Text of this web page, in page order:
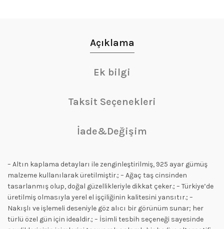
Açıklama
Ek bilgi
Taksit Seçenekleri
İade&Değişim
– Altın kaplama detayları ile zenginleştirilmiş, 925 ayar gümüş
malzeme kullanılarak üretilmiştir.; – Ağaç taş cinsinden
tasarlanmış olup, doğal güzellikleriyle dikkat çeker.; – Türkiye’de
üretilmiş olmasıyla yerel el işçiliğinin kalitesini yansıtır.; –
Nakışlı ve işlemeli deseniyle göz alıcı bir görünüm sunar; her
türlü özel gün için idealdir.; – İsimli tesbih seçeneği sayesinde